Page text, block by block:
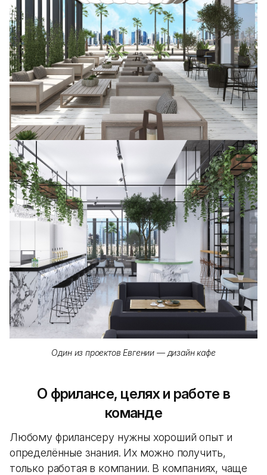
Один из проектов Евгении — дизайн кафе
О фрилансе, целях и работе в
команде
Любому фрилансеру нужны хороший опыт и
определённые знания. Их можно получить,
только работая в компании. В компаниях, чаще